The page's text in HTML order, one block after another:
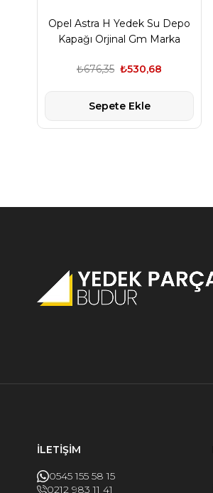
Opel Astra H Yedek Su Depo
Kapağı Orjinal Gm Marka
₺530,68
₺676,35
Sepete Ekle
İLETİŞİM
0545 155 58 15
0212 983 11 41